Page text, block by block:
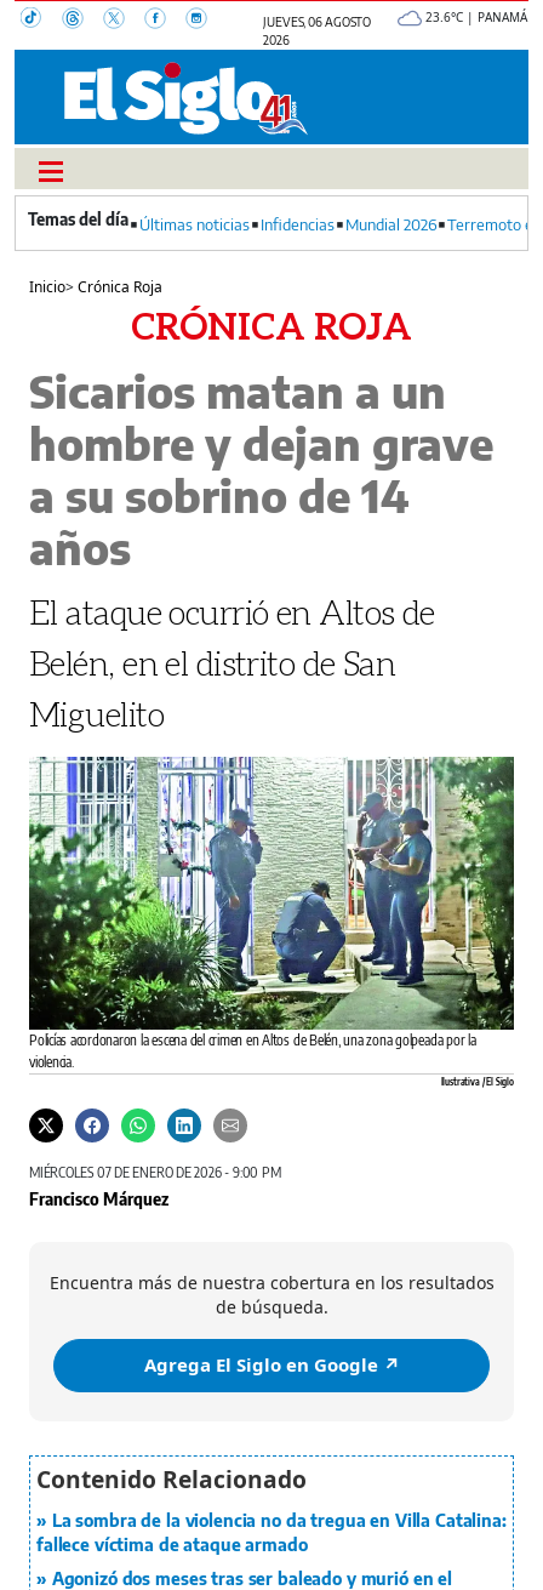
JUEVES, 06 AGOSTO
2026
23.6°C | PANAMÁ
Últimas noticias Infidencias Mundial 2026 Terremoto
Inicio>Crónica Roja
CRÓNICA ROJA
Sicarios matan a un
hombre y dejan grave
a su sobrino de 14
años
El ataque ocurrió en Altos de
Belén, en el distrito de San
Miguelito
Policías acordonaron la escena del crimen en Altos de Belén, una zona golpeada por la
violencia.
Ilustrativa / El Siglo
MIÉRCOLES 07 DE ENERO DE 2026 - 9:00 PM
Francisco Márquez
Encuentra más de nuestra cobertura en los resultados
de búsqueda.
Agrega El Siglo en Google ↗️
La sombra de la violencia no da tregua en Villa Catalina:
fallece víctima de ataque armado
Agonizó dos meses tras ser baleado y murió en el